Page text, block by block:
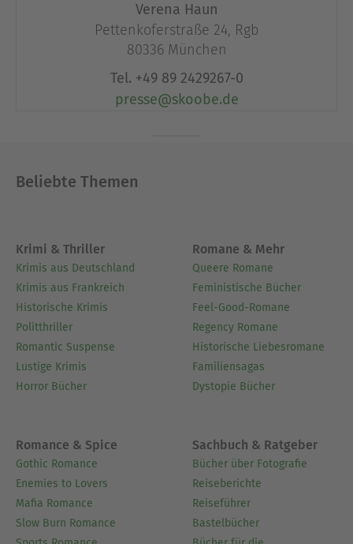
Verena Haun
Pettenkoferstraße 24, Rgb
80336 München
Tel. +49 89 2429267-0
presse@skoobe.de
Beliebte Themen
Krimi & Thriller
Krimis aus Deutschland
Krimis aus Frankreich
Historische Krimis
Politthriller
Romantic Suspense
Lustige Krimis
Horror Bücher
Romane & Mehr
Queere Romane
Feministische Bücher
Feel-Good-Romane
Regency Romane
Historische Liebesromane
Familiensagas
Dystopie Bücher
Romance & Spice
Gothic Romance
Enemies to Lovers
Mafia Romance
Slow Burn Romance
Sachbuch & Ratgeber
Bücher über Fotografie
Reiseberichte
Reiseführer
Bastelbücher